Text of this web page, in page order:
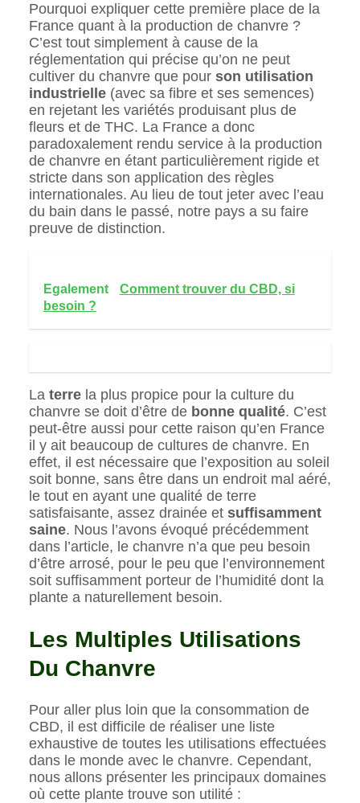
Pourquoi expliquer cette première place de la
France quant à la production de chanvre ?
C’est tout simplement à cause de la
réglementation qui précise qu’on ne peut
cultiver du chanvre que pourson utilisation
industrielle (avec sa fibre et ses semences)
en rejetant les variétés produisant plus de
fleurs et de THC. La France a donc
paradoxalement rendu service à la production
de chanvre en étant particulièrement rigide et
stricte dans son application des règles
internationales. Au lieu de tout jeter avec l’eau
du bain dans le passé, notre pays a su faire
preuve de distinction.
Egalement
Comment trouver du CBD, si
besoin ?
La terre la plus propice pour la culture du
chanvre se doit d’être de bonne qualité. C’est
peut-être aussi pour cette raison qu’en France
il y ait beaucoup de cultures de chanvre. En
effet, il est nécessaire que l’exposition au soleil
soit bonne, sans être dans un endroit mal aéré,
le tout en ayant une qualité de terre
satisfaisante, assez drainée etsuffisamment
saine. Nous l’avons évoqué précédemment
dans l’article, le chanvre n’a que peu besoin
d’être arrosé, pour le peu que l’environnement
soit suffisamment porteur de l’humidité dont la
plante a naturellement besoin.
Les Multiples Utilisations
Du Chanvre
Pour aller plus loin que la consommation de
CBD, il est difficile de réaliser une liste
exhaustive de toutes les utilisations effectuées
dans le monde avec le chanvre. Cependant,
nous allons présenter les principaux domaines
où cette plante trouve son utilité :